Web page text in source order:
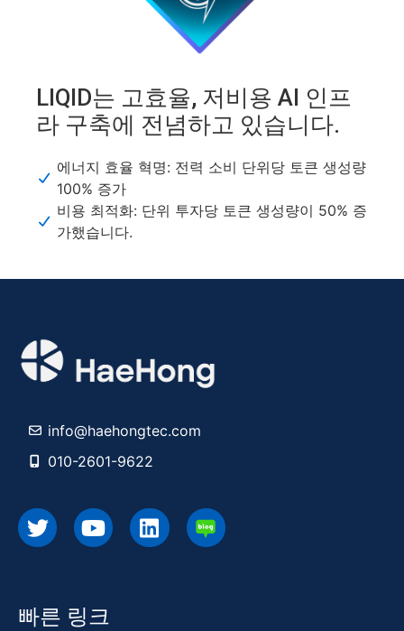
LIQID는 고효율, 저비용 AI 인프
라 구축에 전념하고 있습니다.
에너지 효율 혁명: 전력 소비 단위당 토큰 생성량
100% 증가
비용 최적화: 단위 투자당 토큰 생성량이 50% 증
가했습니다.
info@haehongtec.com
010-2601-9622
빠른 링크